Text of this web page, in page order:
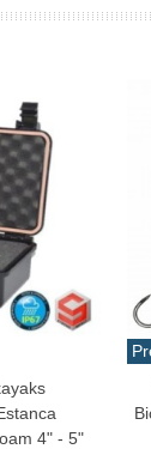
4" - 5"